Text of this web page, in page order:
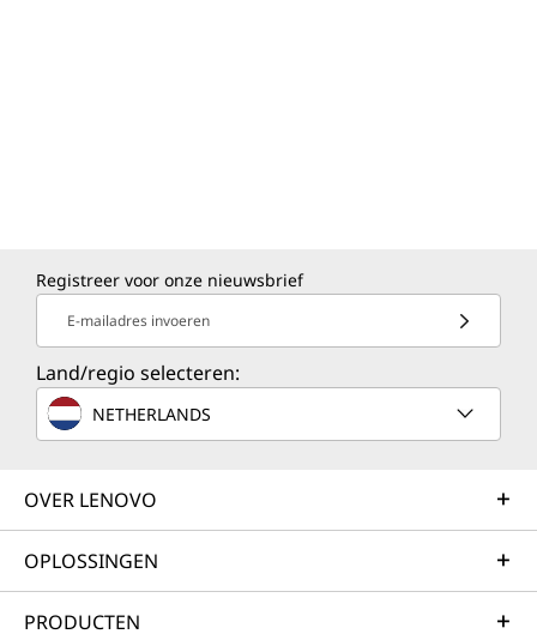
Registreer voor onze nieuwsbrief
E-mailadres invoeren
Land/regio selecteren:
NETHERLANDS
OVER LENOVO
OPLOSSINGEN
PRODUCTEN